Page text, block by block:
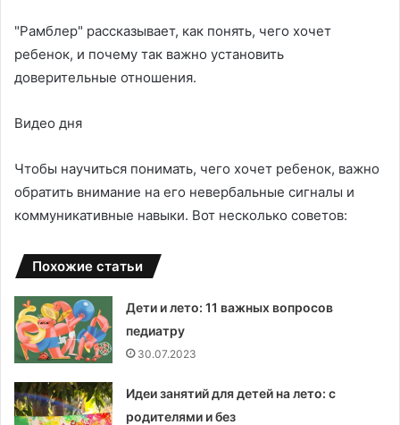
"Рамблер" рассказывает, как понять, чего хочет
ребенок, и почему так важно установить
доверительные отношения.
Видео дня
Чтобы научиться понимать, чего хочет ребенок, важно
обратить внимание на его невербальные сигналы и
коммуникативные навыки. Вот несколько советов:
Похожие статьи
Дети и лето: 11 важных вопросов
педиатру
30.07.2023
Идеи занятий для детей на лето: с
родителями и без